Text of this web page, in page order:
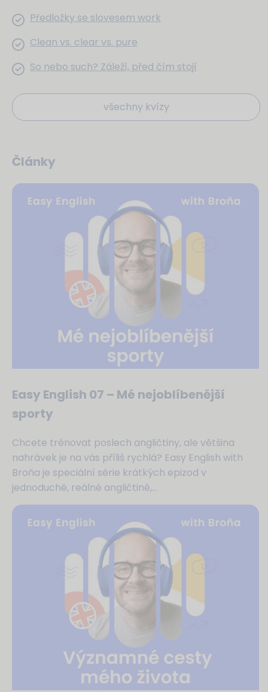
Předložky se slovesem work
Clean vs. clear vs. pure
So nebo such? Záleží, před čím stojí
všechny kvízy
Články
Easy English 07 – Mé nejoblíbenější
sporty
Chcete trénovat poslech angličtiny, ale většina
nahrávek je na vás příliš rychlá? Easy English with
Broňa je speciální série krátkých epizod v
jednoduché, reálné angličtině,...